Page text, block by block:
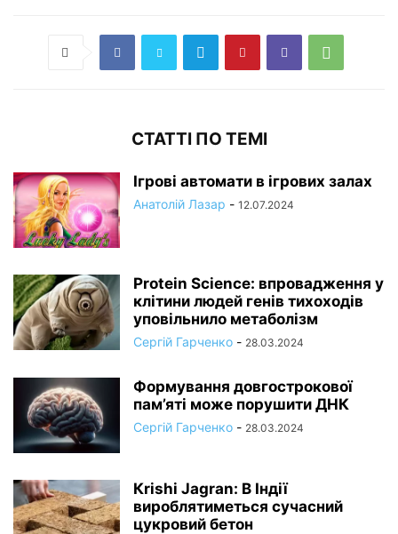
СТАТТІ ПО ТЕМІ
Ігрові автомати в ігрових залах
Анатолій Лазар - 12.07.2024
Protein Science: впровадження у
клітини людей генів тихоходів
уповільнило метаболізм
Сергій Гарченко - 28.03.2024
Формування довгострокової
пам’яті може порушити ДНК
Сергій Гарченко - 28.03.2024
Кrishi Jagran: В Індії
вироблятиметься сучасний
цукровий бетон